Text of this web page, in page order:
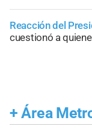
Reacción del
cuestionó a
+ Área